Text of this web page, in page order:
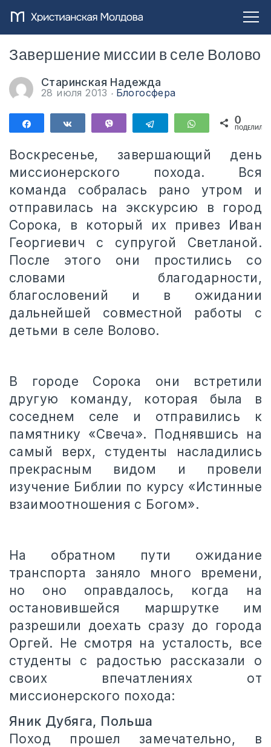
Завершение миссии в селе Волово
Старинская Надежда
28 июля 2013 Блогосфера
ПоделитьсяПоделиться Telegram WhatsApp
0
Воскресенье, завершающий день
миссионерского похода. Вся
команда собралась рано утром и
отправилась на экскурсию в город
Сорока, в который их привез Иван
Георгиевич с супругой Светланой.
После этого они простились со
словами благодарности,
благословений и в ожидании
дальнейшей совместной работы с
детьми в селе Волово.
В городе Сорока они встретили
другую команду, которая была в
соседнем селе и отправились к
памятнику «Свеча». Поднявшись на
самый верх, студенты насладились
прекрасным видом и провели
изучение Библии по курсу «Истинные
взаимоотношения с Богом».
На обратном пути ожидание
транспорта заняло много времени,
но оно оправдалось, когда на
остановившейся маршрутке им
разрешили доехать сразу до города
Оргей. Не смотря на усталость, все
студенты с радостью рассказали о
своих впечатлениях от
миссионерского похода:
Яник Дубяга, Польша
Поход прошел замечательно, в